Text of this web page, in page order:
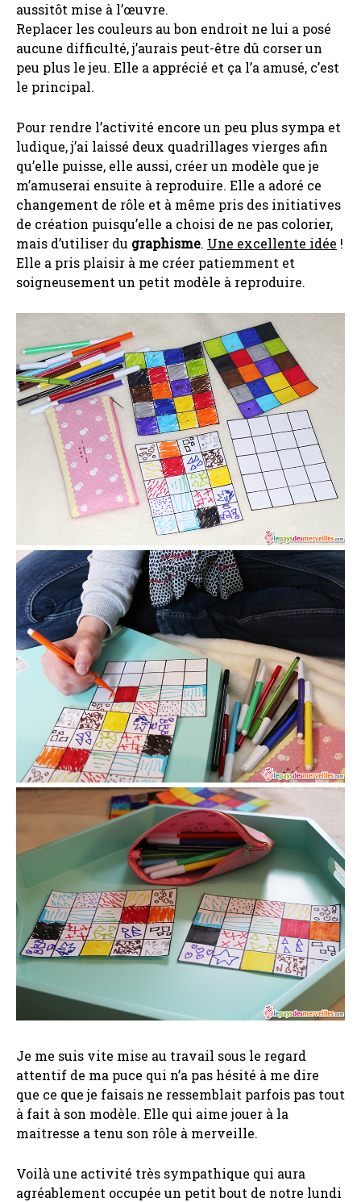
aussitôt mise à l’œuvre.
Replacer les couleurs au bon endroit ne lui a posé
aucune difficulté, j’aurais peut-être dû corser un
peu plus le jeu. Elle a apprécié et ça l’a amusé, c’est
le principal.
Pour rendre l’activité encore un peu plus sympa et
ludique, j’ai laissé deux quadrillages vierges afin
qu’elle puisse, elle aussi, créer un modèle que je
m’amuserai ensuite à reproduire. Elle a adoré ce
changement de rôle et à même pris des initiatives
de création puisqu’elle a choisi de ne pas colorier,
mais d’utiliser du graphisme. Une excellente idée !
Elle a pris plaisir à me créer patiemment et
soigneusement un petit modèle à reproduire.
Je me suis vite mise au travail sous le regard
attentif de ma puce qui n’a pas hésité à me dire
que ce que je faisais ne ressemblait parfois pas tout
à fait à son modèle. Elle qui aime jouer à la
maitresse a tenu son rôle à merveille.
Voilà une activité très sympathique qui aura
agréablement occupée un petit bout de notre lundi